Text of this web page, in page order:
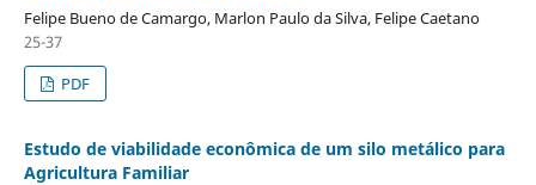
Felipe Bueno de Camargo, Marlon Paulo da Silva, Felipe Caetano
25-37
PDF
Estudo de viabilidade econômica de um silo metálico para
Agricultura Familiar